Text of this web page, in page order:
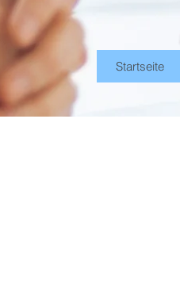
Startseite